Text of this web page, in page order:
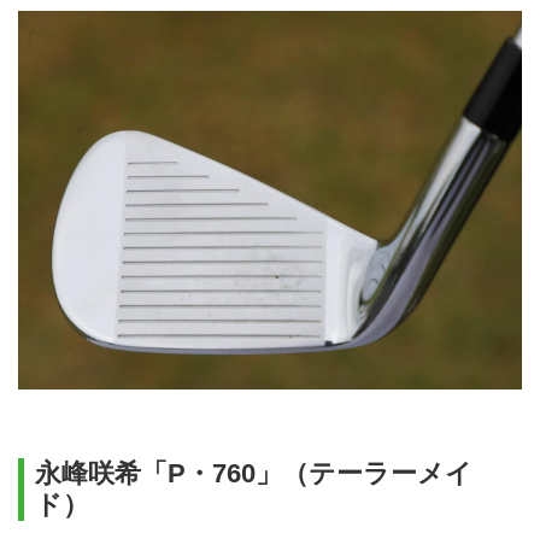
永峰咲希「P・760」（テーラーメイ
ド）